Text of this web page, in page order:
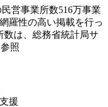
営事業所数516万事業
羅性の高い掲載を行っ
数は、総務省統計局サ
照
援